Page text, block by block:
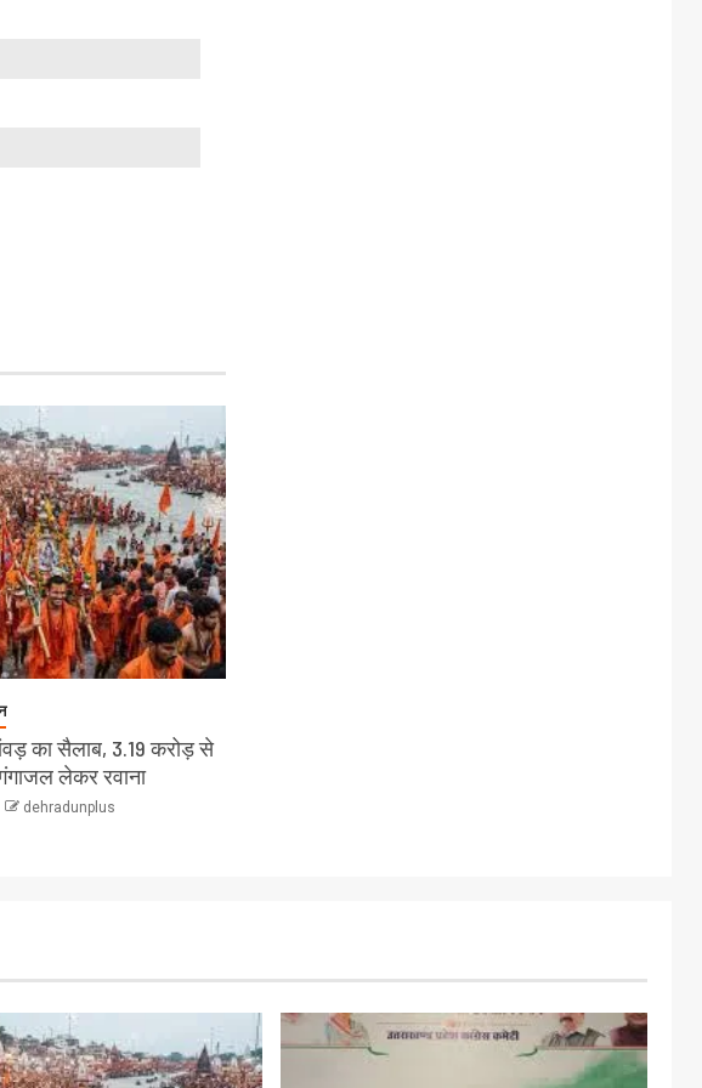
का सैलाब, 3.19 करोड़ से
लेकर रवाना
dehradunplus